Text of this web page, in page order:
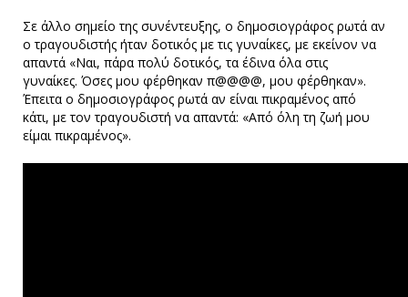
Σε άλλο σημείο της συνέντευξης, ο δημοσιογράφος ρωτά αν
ο τραγουδιστής ήταν δοτικός με τις γυναίκες, με εκείνον να
απαντά «Ναι, πάρα πολύ δοτικός, τα έδινα όλα στις
γυναίκες. Όσες μου φέρθηκαν π@@@@, μου φέρθηκαν».
Έπειτα ο δημοσιογράφος ρωτά αν είναι πικραμένος από
κάτι, με τον τραγουδιστή να απαντά: «Από όλη τη ζωή μου
είμαι πικραμένος».